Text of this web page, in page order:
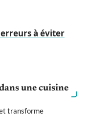
à éviter
une cuisine
transforme